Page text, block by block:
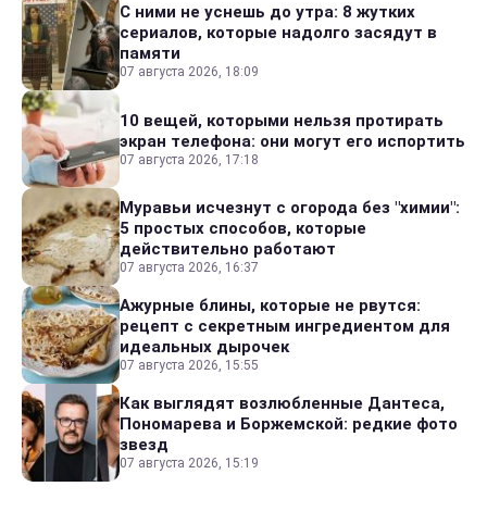
С ними не уснешь до утра: 8 жутких
сериалов, которые надолго засядут в
памяти
07 августа 2026, 18:09
10 вещей, которыми нельзя протирать
экран телефона: они могут его испортить
07 августа 2026, 17:18
Муравьи исчезнут с огорода без "химии":
5 простых способов, которые
действительно работают
07 августа 2026, 16:37
Ажурные блины, которые не рвутся:
рецепт с секретным ингредиентом для
идеальных дырочек
07 августа 2026, 15:55
Как выглядят возлюбленные Дантеса,
Пономарева и Боржемской: редкие фото
звезд
07 августа 2026, 15:19